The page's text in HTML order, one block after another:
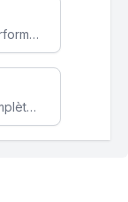
Garantissez la stabilité et la performance de votre entreprise avec une infrastructure IT sécurisée et évolutive.
Microsoft 365 une solution complète qui booste votre productivité, renforce la sécurité de vos données et facilite la collaboration.